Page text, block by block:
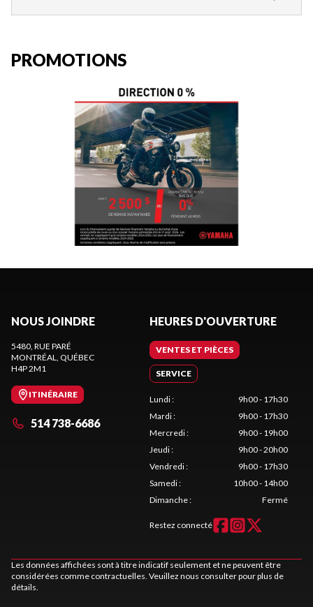
PROMOTIONS
NOUS JOINDRE
5480, RUE PARÉ
MONTRÉAL, QUÉBEC
H4P 2M1
ITINÉRAIRE
514 738-6686
HEURES D'OUVERTURE
VENTES ET PIÈCES
SERVICE
Lundi:
9h00 - 17h30
Mardi:
9h00 - 17h30
Mercredi:
9h00 - 19h00
Jeudi:
9h00 - 20h00
Vendredi:
9h00 - 17h30
Samedi:
10h00 - 14h00
Dimanche: Fermé
Restez connecté
Les données affichées sont à titre indicatif seulement et ne peuvent être
considérées comme contractuelles. Veuillez nous consulter pour plus de
détails.